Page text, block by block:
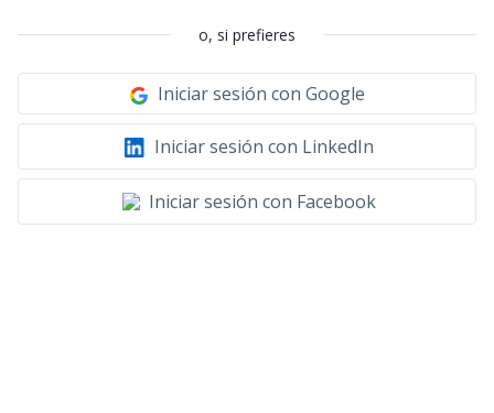
o, si prefieres
Iniciar sesión con Google
Iniciar sesión con LinkedIn
Iniciar sesión con Facebook